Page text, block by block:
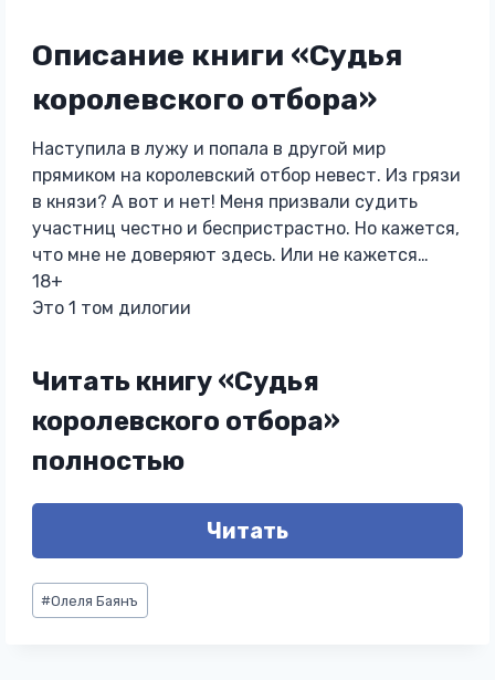
Описание книги «Судья
королевского отбора»
Наступила в лужу и попала в другой мир
прямиком на королевский отбор невест. Из грязи
в князи? А вот и нет! Меня призвали судить
участниц честно и беспристрастно. Но кажется,
что мне не доверяют здесь. Или не кажется…
18+
Это 1 том дилогии
Читать книгу «Судья
королевского отбора»
полностью
Читать
Метки
записи:
#Олеля Баянъ